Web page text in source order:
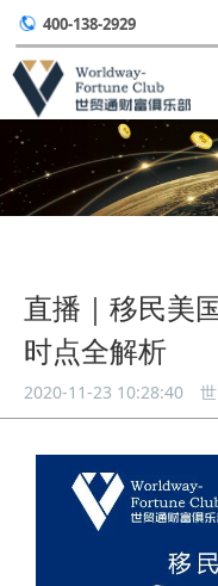
400-138-2929
直播｜移民美
时点全解析
2020-11-23 10:28:40